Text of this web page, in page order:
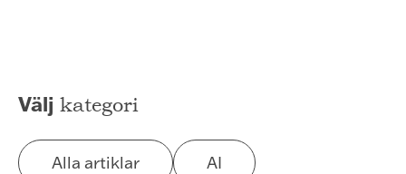
Välj kategori
Alla artiklar AI